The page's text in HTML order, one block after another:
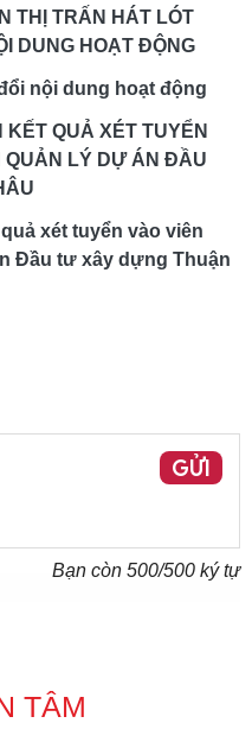
THỊ TRẤN HÁT LÓT
DUNG HOẠT ĐỘNG
nội dung hoạt động
QUẢ XÉT TUYỂN
QUẢN LÝ DỰ ÁN ĐẦU
xét tuyển vào viên
Đầu tư xây dựng Thuận
GỬI
Bạn còn 500/500 ký tự
TÂM